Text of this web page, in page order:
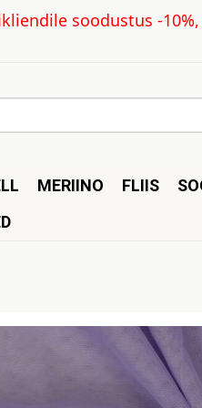
soodustus -
MERIINO FLIIS